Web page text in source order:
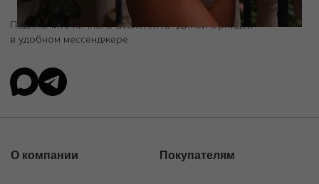
Подключите личного ассистента "Дикой Орхидеи"
в удобном мессенджере
О компании Покупателям